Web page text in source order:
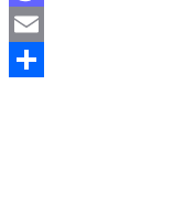
Mastodon
Email